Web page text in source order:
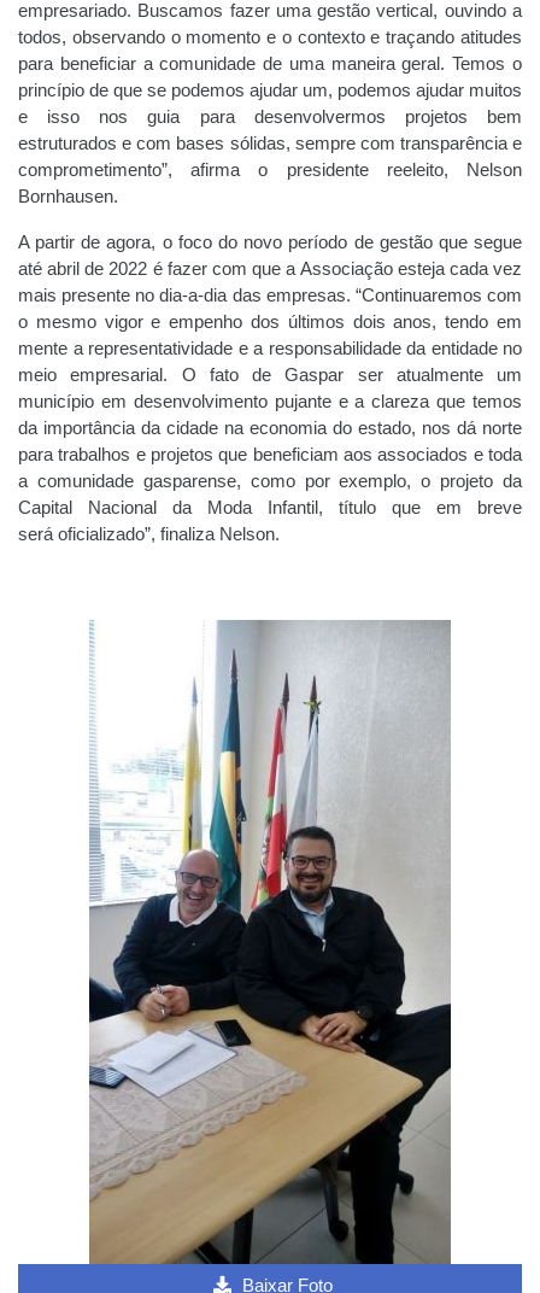
empresariado. Buscamos fazer uma gestão vertical, ouvindo a
todos, observando o momento e o contexto e traçando atitudes
para beneficiar a comunidade de uma maneira geral. Temos o
princípio de que se podemos ajudar um, podemos ajudar muitos
e isso nos guia para desenvolvermos projetos bem
estruturados e com bases sólidas, sempre com transparência e
comprometimento”, afirma o presidente reeleito, Nelson
Bornhausen.
A partir de agora, o foco do novo período de gestão que segue
até abril de 2022 é fazer com que a Associação esteja cada vez
mais presente no dia-a-dia das empresas. “Continuaremos com
o mesmo vigor e empenho dos últimos dois anos, tendo em
mente a representatividade e a responsabilidade da entidade no
meio empresarial. O fato de Gaspar ser atualmente um
município em desenvolvimento pujante e a clareza que temos
da importância da cidade na economia do estado, nos dá norte
para trabalhos e projetos que beneficiam aos associados e toda
a comunidade gasparense, como por exemplo, o projeto da
Capital Nacional da Moda Infantil, título que em breve
será oficializado”, finaliza Nelson.
Baixar Foto